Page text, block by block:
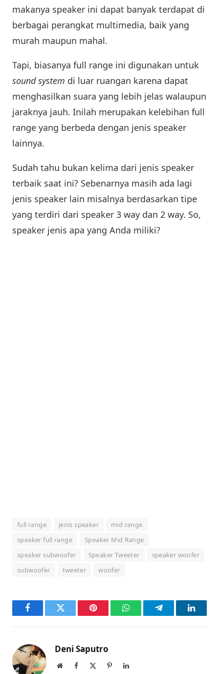
makanya speaker ini dapat banyak terdapat di
berbagai perangkat multimedia, baik yang
murah maupun mahal.
Tapi, biasanya full range ini digunakan untuk
sound system di luar ruangan karena dapat
menghasilkan suara yang lebih jelas walaupun
jaraknya jauh. Inilah merupakan kelebihan full
range yang berbeda dengan jenis speaker
lainnya.
Sudah tahu bukan kelima dari jenis speaker
terbaik saat ini? Sebenarnya masih ada lagi
jenis speaker lain misalnya berdasarkan tipe
yang terdiri dari speaker 3 way dan 2 way. So,
speaker jenis apa yang Anda miliki?
full range jenis speaker
mid range
speaker full range
Speaker Mid Range
speaker subwoofer
Speaker Tweeter
speaker woofer
subwoofer
tweeter woofer
FacebookTwitter Pinterest WhatsAppTelegram
Deni Saputro
WebsiteFacebook PinterestLinkedIn